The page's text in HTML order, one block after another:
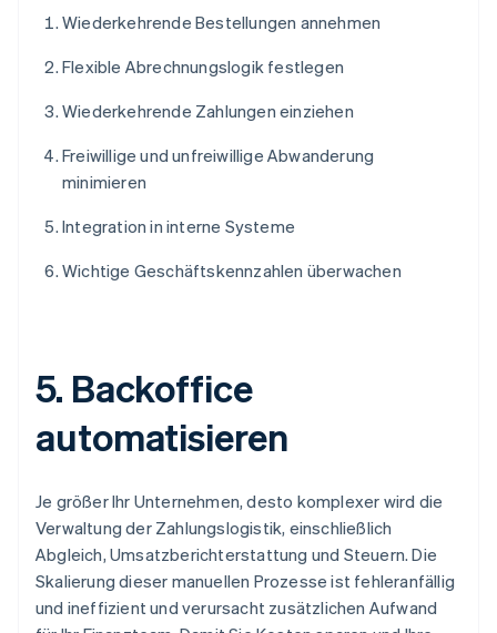
Wiederkehrende Bestellungen annehmen
Flexible Abrechnungslogik festlegen
Wiederkehrende Zahlungen einziehen
Freiwillige und unfreiwillige Abwanderung
minimieren
Integration in interne Systeme
Wichtige Geschäftskennzahlen überwachen
5. Backoffice
automatisieren
Je größer Ihr Unternehmen, desto komplexer wird die
Verwaltung der Zahlungslogistik, einschließlich
Abgleich, Umsatzberichterstattung und Steuern. Die
Skalierung dieser manuellen Prozesse ist fehleranfällig
und ineffizient und verursacht zusätzlichen Aufwand